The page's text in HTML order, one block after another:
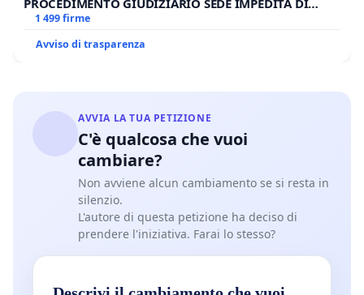
BENEDETTO XVI
1 499 firme
Avviso di trasparenza
AVVIA LA TUA PETIZIONE
C'è qualcosa che vuoi
cambiare?
Non avviene alcun cambiamento se si resta in
silenzio.
L'autore di questa petizione ha deciso di
prendere l'iniziativa. Farai lo stesso?